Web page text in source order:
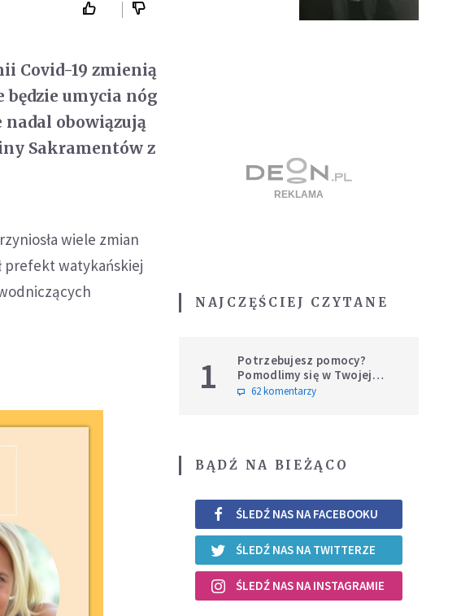
Covid-19 zmienią
będzie umycia nóg
obowiązują
Sakramentów z
wiele zmian
prefekt watykańskiej
NAJCZĘŚCIEJ CZYTANE
1
Potrzebujesz pomocy?
Pomodlimy się w Twojej
intencji
62 komentarzy
BĄDŹ NA BIEŻĄCO
ŚLEDŹ NAS NA FACEBOOKU
ŚLEDŹ NAS NA TWITTERZE
ŚLEDŹ NAS NA INSTAGRAMIE